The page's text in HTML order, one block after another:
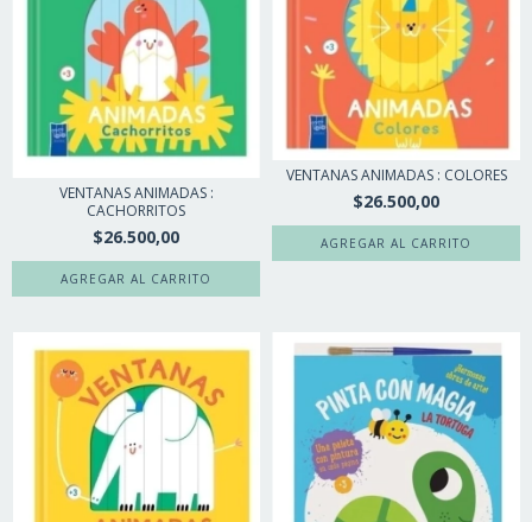
VENTANAS ANIMADAS :
CACHORRITOS
$26.500,00
VENTANAS ANIMADAS : COLORES
$26.500,00